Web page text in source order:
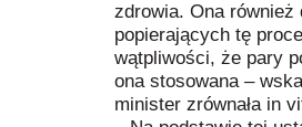
zdrowia. Ona również
popierających tę
wątpliwości, że pary
ona stosowana –
minister zrównała in